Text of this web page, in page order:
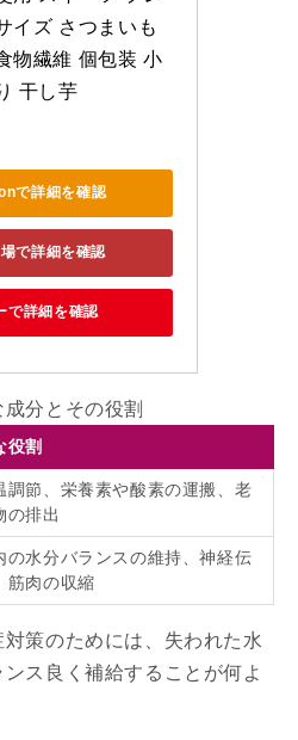
イズ さつまいも
物繊維 個包装 小
干し芋
で詳細を確認
で詳細を確認
で詳細を確認
分とその役割
役割
調節、栄養素や酸素の運搬、老
の排出
の水分バランスの維持、神経伝
筋肉の収縮
策のためには、失われた水
ス良く補給することが何よ